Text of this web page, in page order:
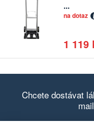
...
na dotaz
1 119
Chcete dostávat